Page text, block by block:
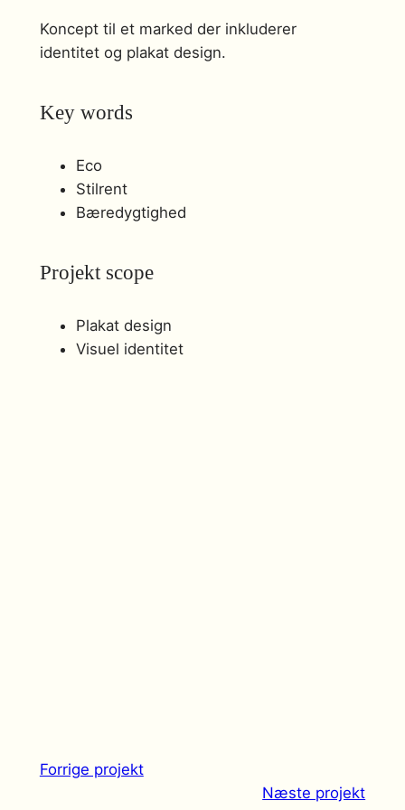
Koncept til et marked der inkluderer
identitet og plakat design.
Key words
Eco
Stilrent
Bæredygtighed
Projekt scope
Plakat design
Visuel identitet
Forrige projekt
Næste projekt